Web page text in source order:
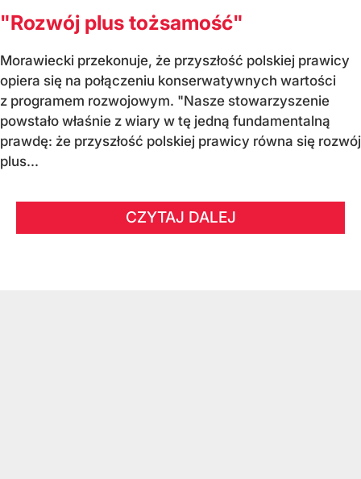
"Rozwój plus tożsamość"
Morawiecki przekonuje, że przyszłość polskiej prawicy
opiera się na połączeniu konserwatywnych wartości
z programem rozwojowym. "Nasze stowarzyszenie
powstało właśnie z wiary w tę jedną fundamentalną
prawdę: że przyszłość polskiej prawicy równa się rozwój
plus...
CZYTAJ DALEJ